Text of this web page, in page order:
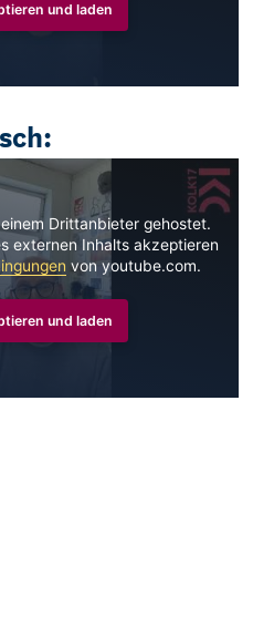
und laden
Drittanbieter gehostet.
externen Inhalts akzeptieren
von youtube.com.
und laden